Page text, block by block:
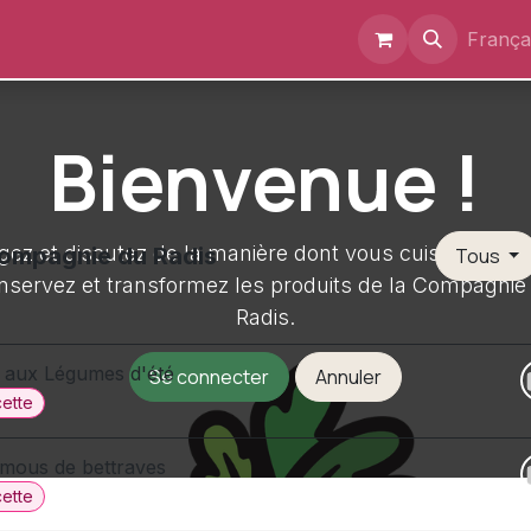
Bienvenue !
et discutez de la manière dont vous cuisinez,
et transformez les produits de la
Radis.
Se connecter Annuler
du Radis Tous
aux Légumes d'été
de bettraves